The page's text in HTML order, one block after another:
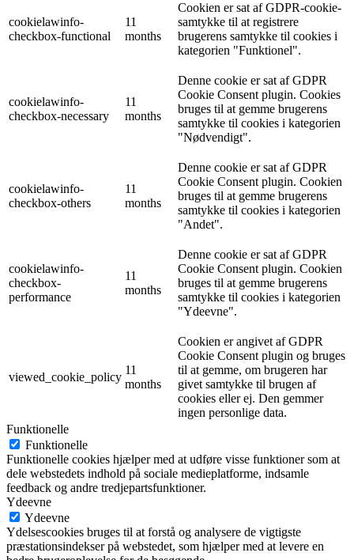
cookielawinfo-
checkbox-functional
11
months
Cookien er sat af GDPR-cookie-
samtykke til at registrere
brugerens samtykke til cookies i
kategorien "Funktionel".
cookielawinfo-
checkbox-necessary
11
months
Denne cookie er sat af GDPR
Cookie Consent plugin. Cookies
bruges til at gemme brugerens
samtykke til cookies i kategorien
"Nødvendigt".
cookielawinfo-
checkbox-others
11
months
Denne cookie er sat af GDPR
Cookie Consent plugin. Cookien
bruges til at gemme brugerens
samtykke til cookies i kategorien
"Andet".
cookielawinfo-
checkbox-
performance
11
months
Denne cookie er sat af GDPR
Cookie Consent plugin. Cookien
bruges til at gemme brugerens
samtykke til cookies i kategorien
"Ydeevne".
viewed_cookie_policy
11
months
Cookien er angivet af GDPR
Cookie Consent plugin og bruges
til at gemme, om brugeren har
givet samtykke til brugen af ​​
cookies eller ej. Den gemmer
ingen personlige data.
Funktionelle
Funktionelle
Funktionelle cookies hjælper med at udføre visse funktioner som at
dele webstedets indhold på sociale medieplatforme, indsamle
feedback og andre tredjepartsfunktioner.
Ydeevne
Ydeevne
Ydelsescookies bruges til at forstå og analysere de vigtigste
præstationsindekser på webstedet, som hjælper med at levere en